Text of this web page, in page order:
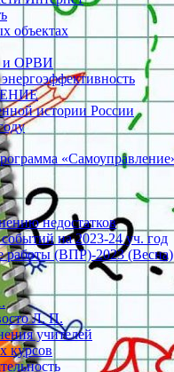
объектах
и ОРВИ
истории России
недостатков
на 2023-24 уч. год
работы (ВПР)-2023 (Весна)
Л. П.
учителей
курсов